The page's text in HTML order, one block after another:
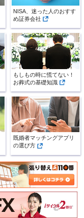
NISA、迷った人のおすす
め証券会社
もしもの時に慌てない！
お葬式の基礎知識
既婚者マッチングアプリ
の選び方